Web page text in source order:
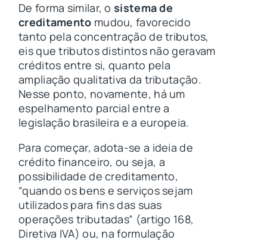
De forma similar, o sistema de
creditamento mudou, favorecido
tanto pela concentração de tributos,
eis que tributos distintos não geravam
créditos entre si, quanto pela
ampliação qualitativa da tributação.
Nesse ponto, novamente, há um
espelhamento parcial entre a
legislação brasileira e a europeia.
Para começar, adota-se a ideia de
crédito financeiro, ou seja, a
possibilidade de creditamento,
“quando os bens e serviços sejam
utilizados para fins das suas
operações tributadas” (artigo 168,
Diretiva IVA) ou, na formulação